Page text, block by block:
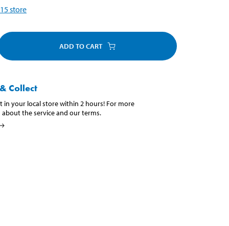
15store
ADD TO CART
Collect
in your local store within 2 hours! For more
the service and our terms.